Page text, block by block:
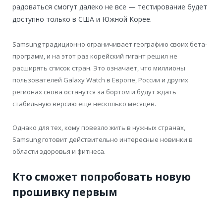
радоваться смогут далеко не все — тестирование будет
доступно только в США и Южной Корее.
Samsung традиционно ограничивает географию своих бета-
программ, и на этот раз корейский гигант решил не
расширять список стран. Это означает, что миллионы
пользователей Galaxy Watch в Европе, России и других
регионах снова останутся за бортом и будут ждать
стабильную версию еще несколько месяцев.
Однако для тех, кому повезло жить в нужных странах,
Samsung готовит действительно интересные новинки в
области здоровья и фитнеса.
Кто сможет попробовать новую
прошивку первым